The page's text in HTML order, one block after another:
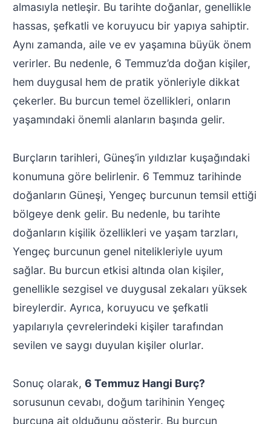
almasıyla netleşir. Bu tarihte doğanlar, genellikle
hassas, şefkatli ve koruyucu bir yapıya sahiptir.
Aynı zamanda, aile ve ev yaşamına büyük önem
verirler. Bu nedenle, 6 Temmuz’da doğan kişiler,
hem duygusal hem de pratik yönleriyle dikkat
çekerler. Bu burcun temel özellikleri, onların
yaşamındaki önemli alanların başında gelir.
Burçların tarihleri, Güneş’in yıldızlar kuşağındaki
konumuna göre belirlenir. 6 Temmuz tarihinde
doğanların Güneşi, Yengeç burcunun temsil ettiği
bölgeye denk gelir. Bu nedenle, bu tarihte
doğanların kişilik özellikleri ve yaşam tarzları,
Yengeç burcunun genel nitelikleriyle uyum
sağlar. Bu burcun etkisi altında olan kişiler,
genellikle sezgisel ve duygusal zekaları yüksek
bireylerdir. Ayrıca, koruyucu ve şefkatli
yapılarıyla çevrelerindeki kişiler tarafından
sevilen ve saygı duyulan kişiler olurlar.
Sonuç olarak, 6 Temmuz Hangi Burç?
sorusunun cevabı, doğum tarihinin Yengeç
burcuna ait olduğunu gösterir. Bu burcun